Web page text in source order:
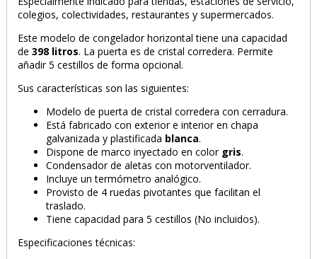
colegios, colectividades, restaurantes y supermercados.
Este modelo de congelador horizontal tiene una capacidad
de398 litros. La puerta es de cristal corredera. Permite
añadir 5 cestillos de forma opcional.
Sus características son las siguientes:
Modelo de puerta de cristal corredera con cerradura.
Está fabricado con exterior e interior en chapa
galvanizada y plastificada blanca.
Dispone de marco inyectado en color gris.
Condensador de aletas con motorventilador.
Incluye un termómetro analógico.
Provisto de 4 ruedas pivotantes que facilitan el
traslado.
Tiene capacidad para 5 cestillos (No incluidos).
Especificaciones técnicas: